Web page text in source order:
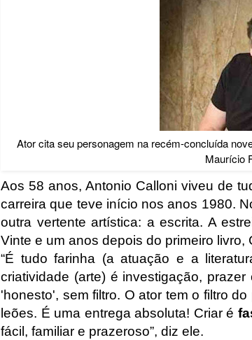
Ator cita seu personagem na recém-concluída
Maurício
Aos 58 anos, Antonio Calloni viveu de
carreira que teve início nos anos 1980.
outra vertente artística: a escrita. A
Vinte e um anos depois do primeiro livro,
“É tudo farinha (a atuação e a
criatividade (arte) é investigação, prazer
'honesto', sem filtro. O ator tem o filtro
leões. É uma entrega absoluta! Criar é
fácil, familiar e prazeroso”, diz ele.